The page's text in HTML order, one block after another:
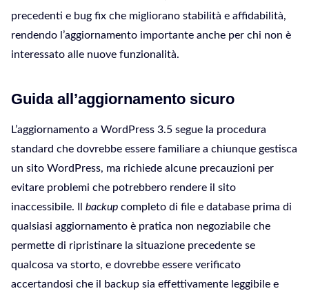
precedenti e bug fix che migliorano stabilità e affidabilità,
rendendo l’aggiornamento importante anche per chi non è
interessato alle nuove funzionalità.
Guida all’aggiornamento sicuro
L’aggiornamento a WordPress 3.5 segue la procedura
standard che dovrebbe essere familiare a chiunque gestisca
un sito WordPress, ma richiede alcune precauzioni per
evitare problemi che potrebbero rendere il sito
inaccessibile. Il backup completo di file e database prima di
qualsiasi aggiornamento è pratica non negoziabile che
permette di ripristinare la situazione precedente se
qualcosa va storto, e dovrebbe essere verificato
accertandosi che il backup sia effettivamente leggibile e